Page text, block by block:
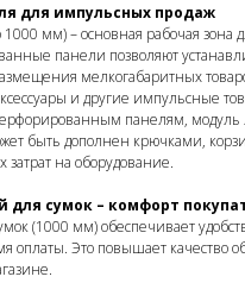
для импульсных продаж
мм) – основная рабочая зона
панели позволяют
мелкогабаритных
и другие импульсные
панелям, модуль
быть дополнен крючками,
на оборудование.
для сумок – комфорт
(1000 мм) обеспечивает
Это повышает качество